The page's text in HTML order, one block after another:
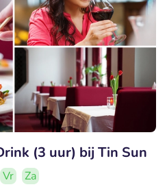
(3 uur) bij Tin Sun
Vr Za